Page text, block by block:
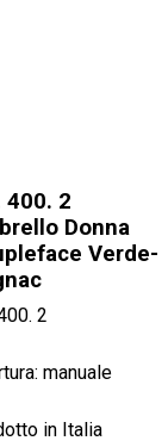
400. 2
Donna
Verde-
2
manuale
in Italia